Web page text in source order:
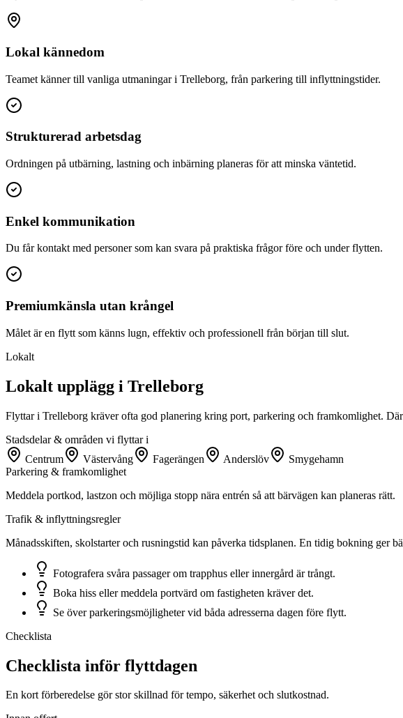
Lokal kännedom
Teamet känner till vanliga utmaningar i Trelleborg, från parkering till inflyttningstider.
Strukturerad arbetsdag
Ordningen på utbärning, lastning och inbärning planeras för att minska väntetid.
Enkel kommunikation
Du får kontakt med personer som kan svara på praktiska frågor före och under flytten.
Premiumkänsla utan krångel
Målet är en flytt som känns lugn, effektiv och professionell från början till slut.
Lokalt
Lokalt upplägg i Trelleborg
Flyttar i Trelleborg kräver ofta god planering kring port, parkering och framkomlighet.
Stadsdelar & områden vi flyttar i
Centrum
Västervång Fagerängen Anderslöv
Smygehamn
Parkering & framkomlighet
Meddela portkod, lastzon och möjliga stopp nära entrén så att bärvägen kan planeras rätt.
Trafik & inflyttningsregler
Månadsskiften, skolstarter och rusningstid kan påverka tidsplanen. En tidig bokning ger
Fotografera svåra passager om trapphus eller innergård är trångt.
Boka hiss eller meddela portvärd om fastigheten kräver det.
Se över parkeringsmöjligheter vid båda adresserna dagen före flytt.
Checklista
Checklista inför flyttdagen
En kort förberedelse gör stor skillnad för tempo, säkerhet och slutkostnad.